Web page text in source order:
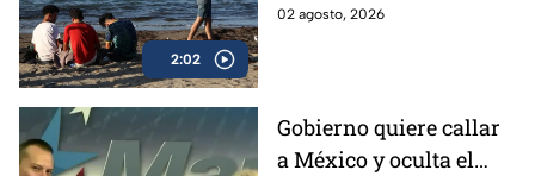
2:02
trabaja para contenerla,
02 agosto, 2026
Gobierno quiere callar
a México y oculta el